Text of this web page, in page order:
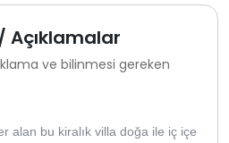
Açıklamalar
ve bilinmesi gereken
alan bu kiralık villa doğa ile iç içe